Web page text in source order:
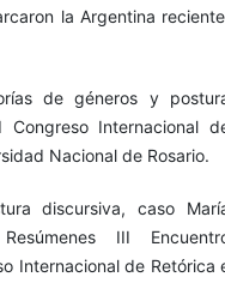
la Argentina
de géneros y
Internacional
Nacional de Rosario.
discursiva, caso
III
Internacional de Retórica